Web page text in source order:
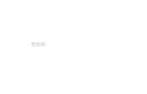
- 赞助商 -